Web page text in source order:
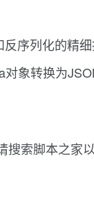
序列化的精
象转换为
索脚本之家